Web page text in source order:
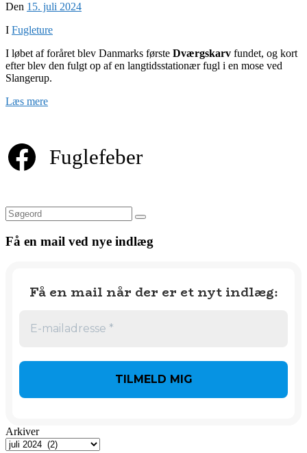
Den 15. juli 2024
I Fugleture
I løbet af foråret blev Danmarks første Dværgskarv fundet, og kort
efter blev den fulgt op af en langtidsstationær fugl i en mose ved
Slangerup.
Læs mere
Fuglefeber
Søg
Få en mail ved nye indlæg
Få en mail når der er et nyt indlæg:
Arkiver